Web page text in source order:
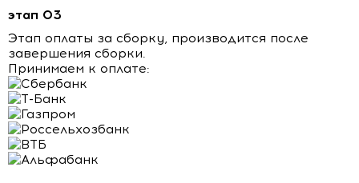
этап 03
Этап оплаты за сборку, производится после
завершения сборки.
Принимаем к оплате: